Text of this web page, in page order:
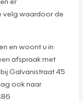
velg waardoor de
en woont u in
afspraak met
Galvanistraat 45
ook naar